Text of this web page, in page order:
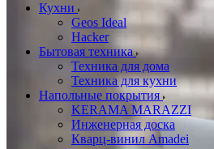
Кухни
Geos Ideal
Hacker
Бытовая техника
Техника для дома
Техника для кухни
Напольные покрытия
KERAMA MARAZZI
Инженерная доска
Кварц-винил Amadei